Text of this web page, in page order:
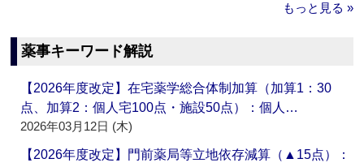
もっと見る »
薬事キーワード解説
【2026年度改定】在宅薬学総合体制加算（加算1：30
点、加算2：個人宅100点・施設50点）：個人…
2026年03月12日 (木)
【2026年度改定】門前薬局等立地依存減算（▲15点）：